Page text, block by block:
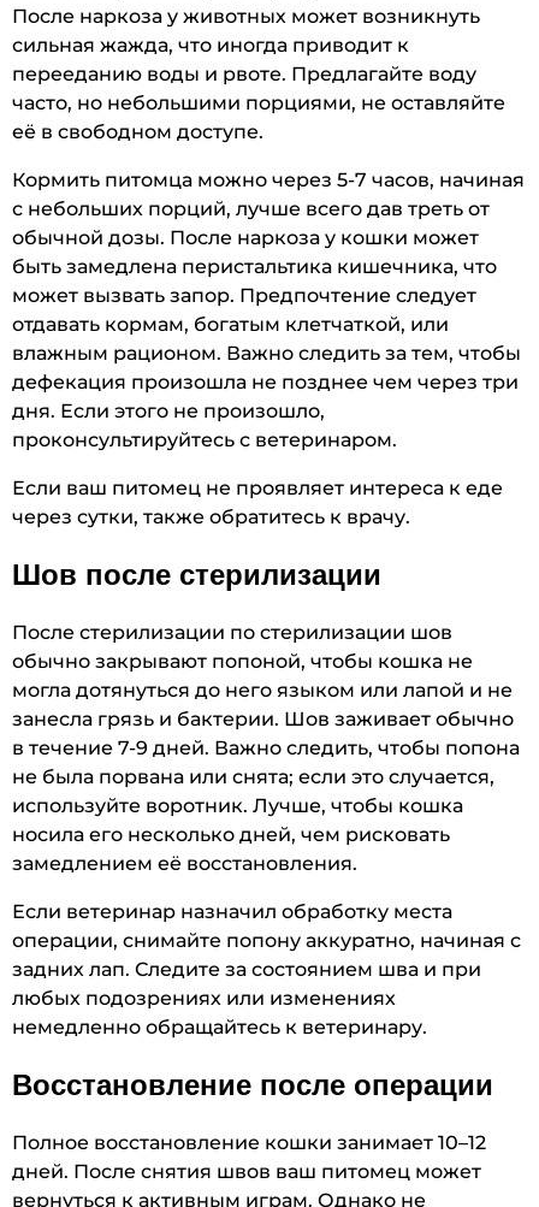
После наркоза у животных может возникнуть
сильная жажда, что иногда приводит к
перееданию воды и рвоте. Предлагайте воду
часто, но небольшими порциями, не оставляйте
её в свободном доступе.
Кормить питомца можно через 5-7 часов, начиная
с небольших порций, лучше всего дав треть от
обычной дозы. После наркоза у кошки может
быть замедлена перистальтика кишечника, что
может вызвать запор. Предпочтение следует
отдавать кормам, богатым клетчаткой, или
влажным рационом. Важно следить за тем, чтобы
дефекация произошла не позднее чем через три
дня. Если этого не произошло,
проконсультируйтесь с ветеринаром.
Если ваш питомец не проявляет интереса к еде
через сутки, также обратитесь к врачу.
Шов после стерилизации
После стерилизации по стерилизации шов
обычно закрывают попоной, чтобы кошка не
могла дотянуться до него языком или лапой и не
занесла грязь и бактерии. Шов заживает обычно
в течение 7-9 дней. Важно следить, чтобы попона
не была порвана или снята; если это случается,
используйте воротник. Лучше, чтобы кошка
носила его несколько дней, чем рисковать
замедлением её восстановления.
Если ветеринар назначил обработку места
операции, снимайте попону аккуратно, начиная с
задних лап. Следите за состоянием шва и при
любых подозрениях или изменениях
немедленно обращайтесь к ветеринару.
Восстановление после операции
Полное восстановление кошки занимает 10–12
дней. После снятия швов ваш питомец может
вернуться к активным играм. Однако не